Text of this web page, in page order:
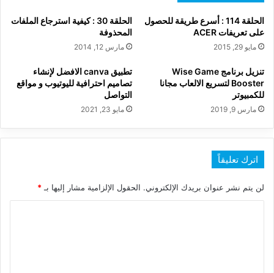
الحلقة 114 : أسرع طريقة للحصول
على تعريفات ACER
مايو 29, 2015
الحلقة 30 : كيفية استرجاع الملفات
المحذوفة
مارس 12, 2014
تنزيل برنامج Wise Game
Booster لتسريع الالعاب مجانا
للكمبيوتر
مارس 9, 2019
تطبيق canva الافضل لإنشاء
تصاميم احترافية لليوتيوب و مواقع
التواصل
مايو 23, 2021
اترك تعليقاً
لن يتم نشر عنوان بريدك الإلكتروني. الحقول الإلزامية مشار إليها بـ *